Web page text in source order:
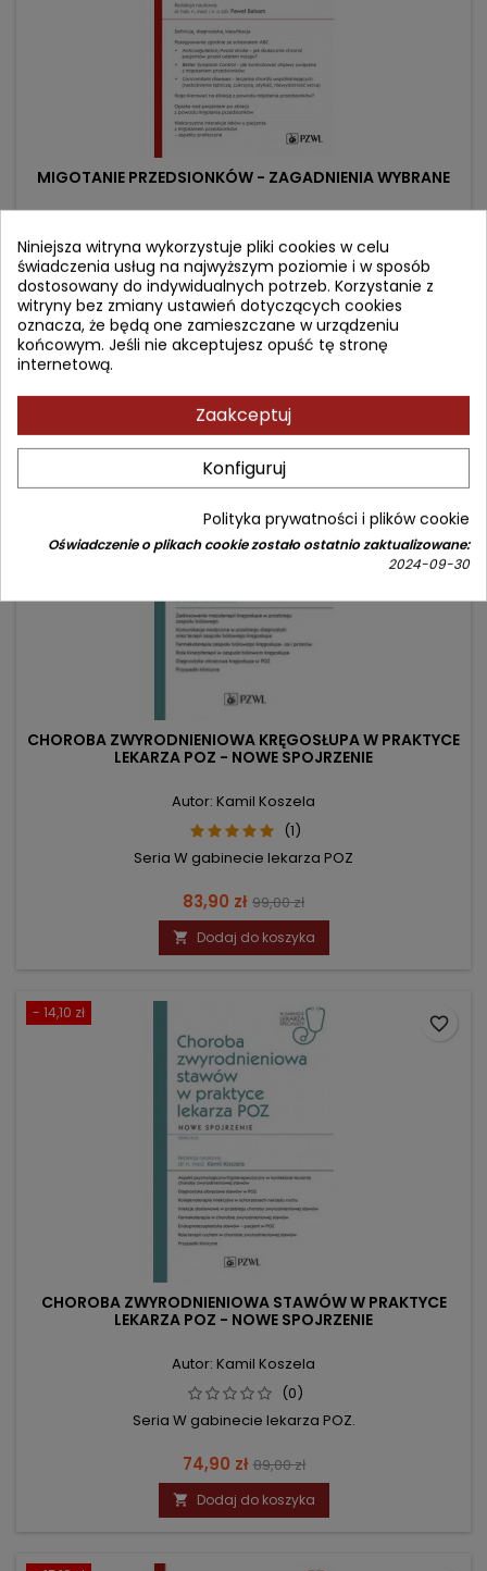
MIGOTANIE PRZEDSIONKÓW - ZAGADNIENIA WYBRANE
Autor: Paweł Balsam
(0)
Seria W gabinecie lekarza POZ. Kardiologia.
Cena
74,90 złCena
89,00 zł
- 15,10 zł
CHOROBA ZWYRODNIENIOWA KRĘGOSŁUPA W PRAKTYCE
LEKARZA POZ - NOWE SPOJRZENIE
Autor: Kamil Koszela
(1)
Seria W gabinecie lekarza POZ
Cena
83,90 zł Cena
podstawowa
99,00 zł
 Dodaj do koszyka
- 14,10 zł
CHOROBA ZWYRODNIENIOWA STAWÓW W PRAKTYCE
LEKARZA POZ - NOWE SPOJRZENIE
Autor: Kamil Koszela
(0)
Seria W gabinecie lekarza POZ.
Cena
74,90 zł Cena
podstawowa
89,00 zł
 Dodaj do koszyka
favorite_border
Niniejsza witryna wykorzystuje pliki cookies w celu
świadczenia usług na najwyższym poziomie i w sposób
dostosowany do indywidualnych potrzeb. Korzystanie z
witryny bez zmiany ustawień dotyczących cookies
oznacza, że będą one zamieszczane w urządzeniu
końcowym. Jeśli nie akceptujesz opuść tę stronę
internetową.
Zaakceptuj
Konfiguruj
Polityka prywatności i plików cookie
Oświadczenie o plikach cookie zostało ostatnio zaktualizowane:
2024-09-30